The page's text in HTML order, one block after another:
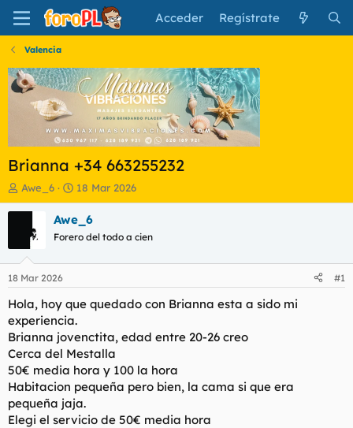
Acceder Regístrate
Valencia
Brianna +34 663255232
I
n
i
a
d
o
r
e
l
t
e
m
a
Awe_6
F
e
c
h
a
i
n
c
i
o
18 Mar 2026
Awe_6
Forero del todo a cien
18 Mar 2026 #1
Hola, hoy que quedado con Brianna esta a sido mi
experiencia.
Brianna jovenctita, edad entre 20-26 creo
Cerca del Mestalla
50€ media hora y 100 la hora
Habitacion pequeña pero bien, la cama si que era
pequeña jaja.
Elegi el servicio de 50€ media hora